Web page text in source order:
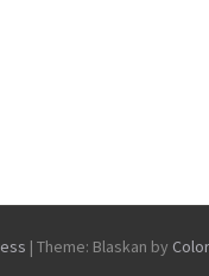
| Theme: Blaskan by